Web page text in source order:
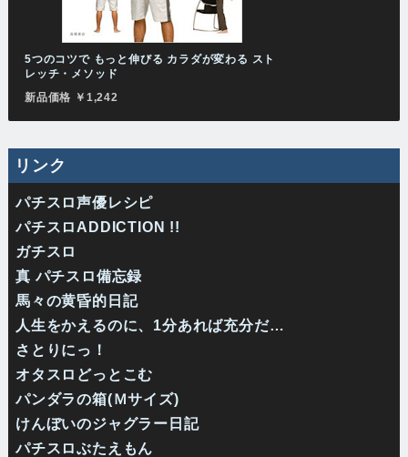
5つのコツで もっと伸びる カラダが変わる スト
レッチ・メソッド
新品価格 ￥1,242
リンク
パチスロ声優レシピ
パチスロADDICTION !!
ガチスロ
真 パチスロ備忘録
馬々の黄昏的日記
人生をかえるのに、1分あれば充分だ…
さとりにっ！
オタスロどっとこむ
パンダラの箱(Ｍサイズ)
けんぼいのジャグラー日記
パチスロぶたえもん